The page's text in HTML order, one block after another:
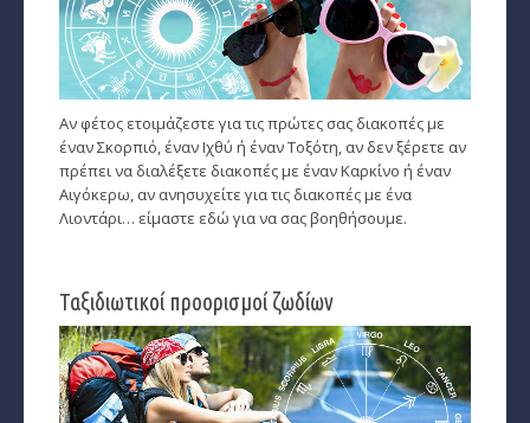
Αν φέτος ετοιμάζεστε για τις πρώτες σας διακοπές με
έναν Σκορπιό, έναν Ιχθύ ή έναν Τοξότη, αν δεν ξέρετε αν
πρέπει να διαλέξετε διακοπές με έναν Καρκίνο ή έναν
Αιγόκερω, αν ανησυχείτε για τις διακοπές με ένα
Λιοντάρι… είμαστε εδώ για να σας βοηθήσουμε.
Ταξιδιωτικοί προορισμοί ζωδίων